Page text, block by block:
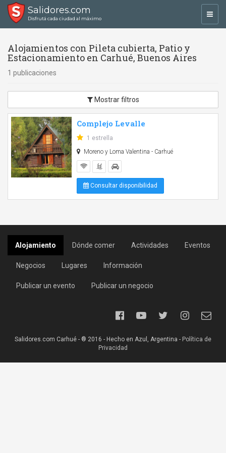
Salidores.com
Disfrutá cada ciudad al máximo
Alojamientos con Pileta cubierta, Patio y
Estacionamiento en Carhué, Buenos Aires
1 publicaciones
Mostrar filtros
Complejo Levalle
1 estrella
Moreno y Loma Valentina - Carhué
Consultar disponibilidad
Alojamiento Dónde comer Actividades Eventos
Negocios Lugares Información
Publicar un evento Publicar un negocio
Salidores.com Carhué - ® 2016 - Hecho en Azul, Argentina - Política de
Privacidad